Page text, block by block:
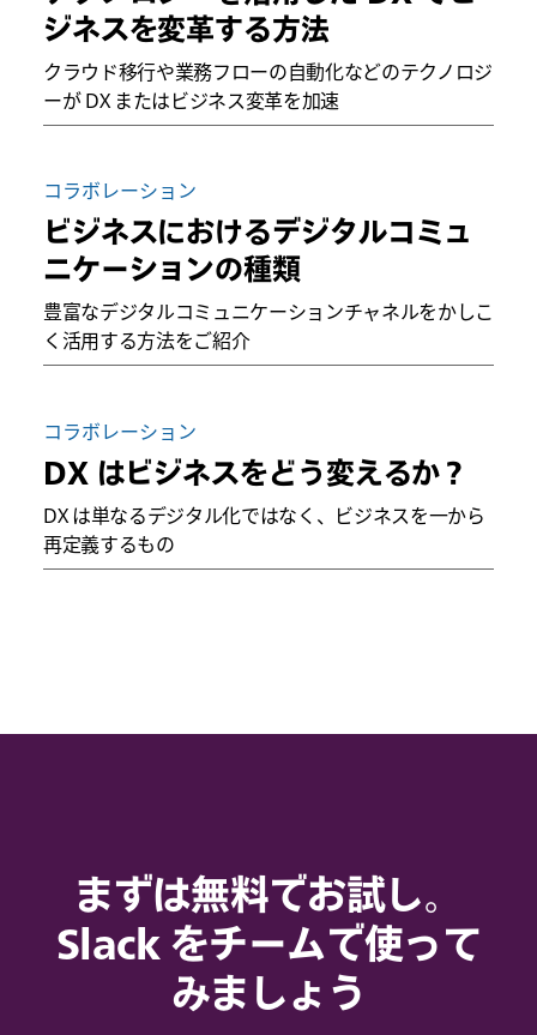
ジネスを変革する方法
クラウド移行や業務フローの自動化などのテクノロジ
ーが DX またはビジネス変革を加速
コラボレーション
ビジネスにおけるデジタルコミュ
ニケーションの種類
豊富なデジタルコミュニケーションチャネルをかしこ
く活用する方法をご紹介
コラボレーション
DX はビジネスをどう変えるか？
DX は単なるデジタル化ではなく、ビジネスを一から
再定義するもの
まずは無料でお試し。
Slack をチームで使って
みましょう